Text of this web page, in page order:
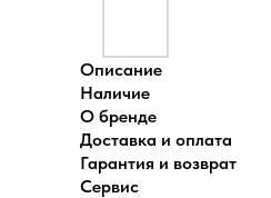
Описание
Наличие
О бренде
Доставка и оплата
Гарантия и возврат
Сервис